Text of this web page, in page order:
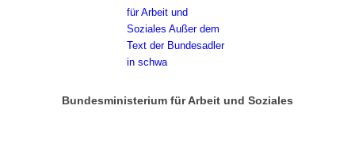
Bundesministerium für Arbeit und Soziales